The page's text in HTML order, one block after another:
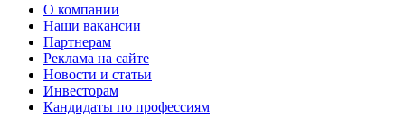
О компании
Наши вакансии
Партнерам
Реклама на сайте
Новости и статьи
Инвесторам
Кандидаты по профессиям